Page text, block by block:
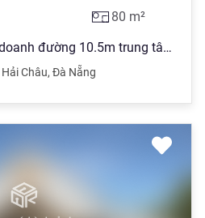
80 m²
Bán nhà mặt tiền kinh doanh đường 10.5m trung tâm Hải Châu, Đà Nẵng
Hải Châu, Đà Nẵng